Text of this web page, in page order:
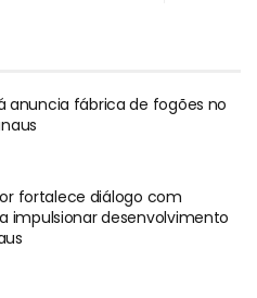
anuncia fábrica de fogões no
fortalece diálogo com
impulsionar desenvolvimento